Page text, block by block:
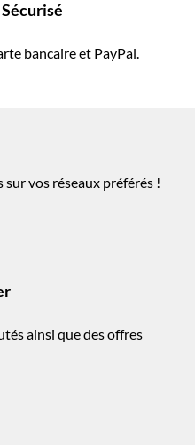
bancaire et PayPal.
vos réseaux préférés !
ainsi que des offres